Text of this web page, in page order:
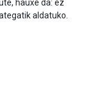
hauxe da: ez
aldatuko.